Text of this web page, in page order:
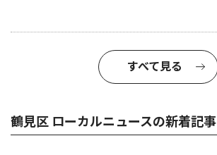
すべて見る
鶴見区 ローカルニュースの新着記事